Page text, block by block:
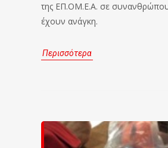
της ΕΠ.ΟΜ.Ε.Α. σε
έχουν ανάγκη.
Περισσότερα